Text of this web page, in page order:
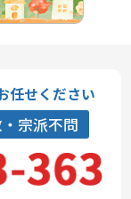
任せください
宗派不問